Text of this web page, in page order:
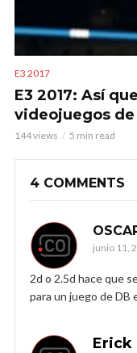
E3 2017
E3 2017: Así
videojuegos
144 views 5 min read
4 COMMENTS
junio 11,
2d o 2.5d hace que
para un juego de DB
Erick